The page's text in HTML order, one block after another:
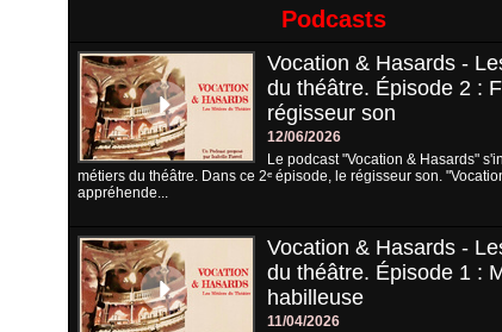
Podcasts
Vocation & Hasards -
du théâtre. Épisode 2 :
régisseur son
12/06/2026
Le podcast "Vocation & Hasards"
métiers du théâtre. Dans ce 2ᵉ épisode, le régisseur son.
appréhende...
Vocation & Hasards -
du théâtre. Épisode 1 :
habilleuse
11/04/2026